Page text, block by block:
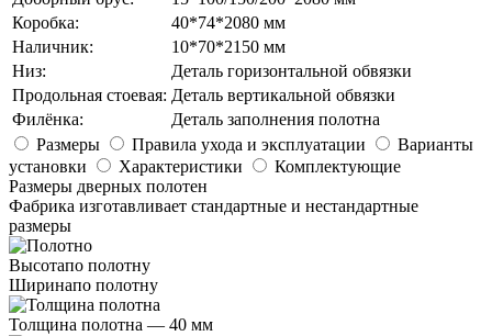
Коробка:
40*74*2080 мм
Наличник:
10*70*2150 мм
Низ:
Деталь горизонтальной обвязки
Продольная стоевая: Деталь вертикальной обвязки
Филёнка:
Деталь заполнения полотна
Размеры
Правила ухода и эксплуатации
Варианты
установки
Характеристики
Комплектующие
Размеры дверных полотен
Фабрика изготавливает стандартные и нестандартные
размеры
Высотапо полотну
Ширинапо полотну
Толщина полотна — 40 мм